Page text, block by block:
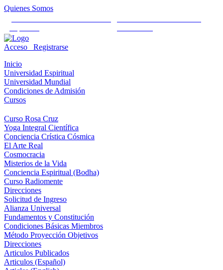
Quienes Somos
Acceso
Registrarse
Inicio
Universidad Espiritual
Universidad Mundial
Condiciones de Admisión
Cursos
Curso Rosa Cruz
Yoga Integral Científica
Conciencia Crística Cósmica
El Arte Real
Cosmocracia
Misterios de la Vida
Conciencia Espiritual (Bodha)
Curso Radiomente
Direcciones
Solicitud de Ingreso
Alianza Universal
Fundamentos y Constitución
Condiciones Básicas Miembros
Método Proyección Objetivos
Direcciones
Articulos Publicados
Articulos (Español)